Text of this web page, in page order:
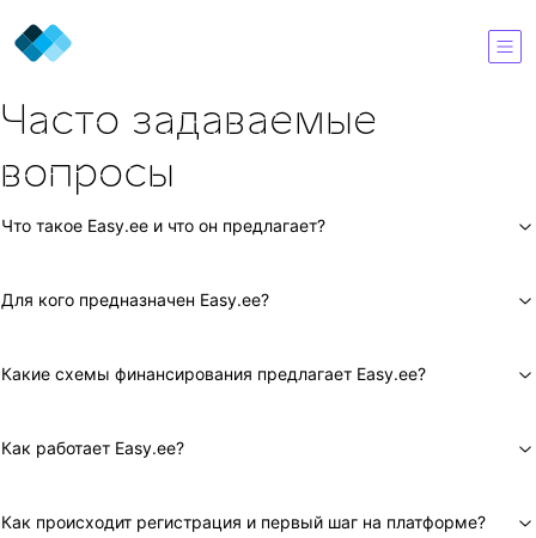
Часто задаваемые
вопросы
Что такое Easy.ee и что он предлагает?
Для кого предназначен Easy.ee?
Какие схемы финансирования предлагает Easy.ee?
Как работает Easy.ee?
Как происходит регистрация и первый шаг на платформе?